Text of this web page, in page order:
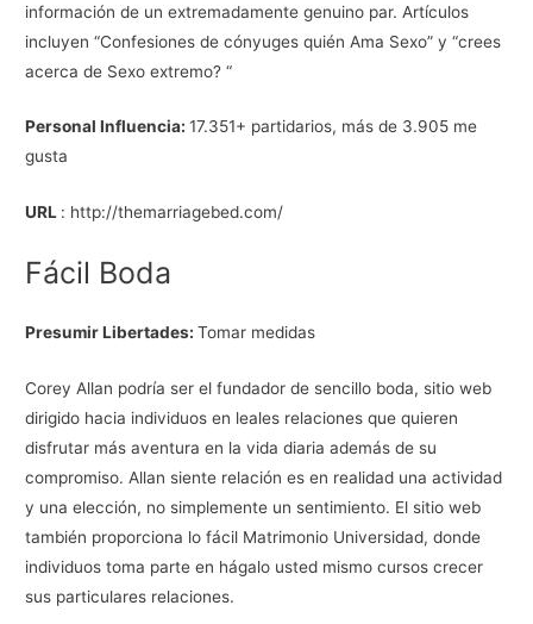
información de un extremadamente genuino par. Artículos
incluyen “Confesiones de cónyuges quién Ama Sexo” y “crees
acerca de Sexo extremo? “
Personal Influencia:17.351+ partidarios, más de 3.905 me
gusta
URL : http://themarriagebed.com/
Fácil Boda
Presumir Libertades:Tomar medidas
Corey Allan podría ser el fundador de sencillo boda, sitio web
dirigido hacia individuos en leales relaciones que quieren
disfrutar más aventura en la vida diaria además de su
compromiso. Allan siente relación es en realidad una actividad
y una elección, no simplemente un sentimiento. El sitio web
también proporciona lo fácil Matrimonio Universidad, donde
individuos toma parte en hágalo usted mismo cursos crecer
sus particulares relaciones.